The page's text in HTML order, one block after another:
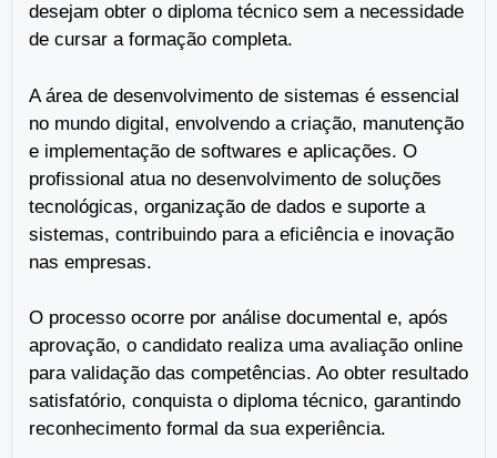
desejam obter o diploma técnico sem a necessidade
de cursar a formação completa.
A área de desenvolvimento de sistemas é essencial
no mundo digital, envolvendo a criação, manutenção
e implementação de softwares e aplicações. O
profissional atua no desenvolvimento de soluções
tecnológicas, organização de dados e suporte a
sistemas, contribuindo para a eficiência e inovação
nas empresas.
O processo ocorre por análise documental e, após
aprovação, o candidato realiza uma avaliação online
para validação das competências. Ao obter resultado
satisfatório, conquista o diploma técnico, garantindo
reconhecimento formal da sua experiência.